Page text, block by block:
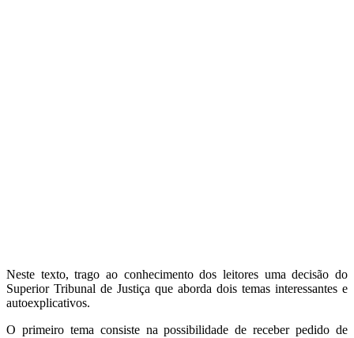
Neste texto, trago ao conhecimento dos leitores uma decisão do
Superior Tribunal de Justiça que aborda dois temas interessantes e
autoexplicativos.
O primeiro tema consiste na possibilidade de receber pedido de